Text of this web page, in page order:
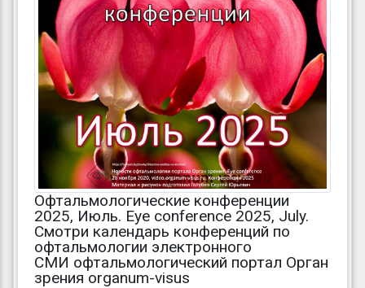
Офтальмологические конференции
2025, Июль. Eye conference 2025, July.
Смотри календарь конференций по
офтальмологии электронного
СМИ офтальмологический портал Орган
зрения organum-visus